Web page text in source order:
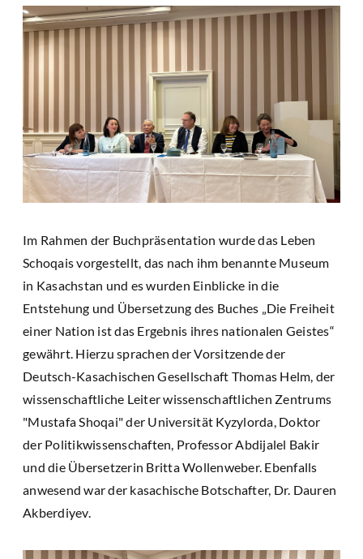
Im Rahmen der Buchpräsentation wurde das Leben
Schoqais vorgestellt, das nach ihm benannte Museum
in Kasachstan und es wurden Einblicke in die
Entstehung und Übersetzung des Buches „Die Freiheit
einer Nation ist das Ergebnis ihres nationalen Geistes“
gewährt. Hierzu sprachen der Vorsitzende der
Deutsch-Kasachischen Gesellschaft Thomas Helm, der
wissenschaftliche Leiter wissenschaftlichen Zentrums
"Mustafa Shoqai" der Universität Kyzylorda, Doktor
der Politikwissenschaften, Professor Abdijalel Bakir
und die Übersetzerin Britta Wollenweber. Ebenfalls
anwesend war der kasachische Botschafter, Dr. Dauren
Akberdiyev.